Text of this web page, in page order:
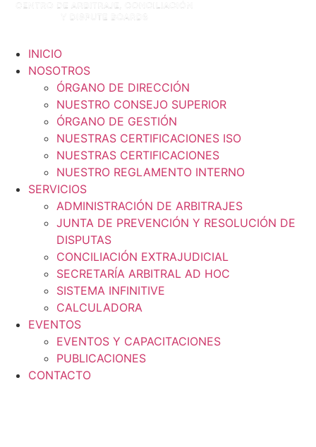
INICIO
NOSOTROS
ÓRGANO DE DIRECCIÓN
NUESTRO CONSEJO SUPERIOR
ÓRGANO DE GESTIÓN
NUESTRAS CERTIFICACIONES ISO
NUESTRAS CERTIFICACIONES
NUESTRO REGLAMENTO INTERNO
SERVICIOS
ADMINISTRACIÓN DE ARBITRAJES
JUNTA DE PREVENCIÓN Y RESOLUCIÓN DE
DISPUTAS
CONCILIACIÓN EXTRAJUDICIAL
SECRETARÍA ARBITRAL AD HOC
SISTEMA INFINITIVE
CALCULADORA
EVENTOS
EVENTOS Y CAPACITACIONES
PUBLICACIONES
CONTACTO